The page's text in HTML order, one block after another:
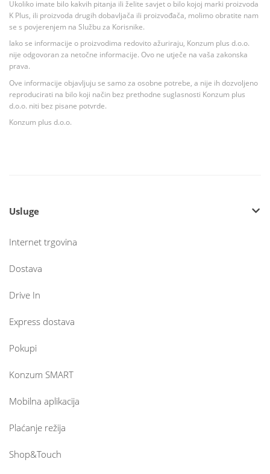
Ukoliko imate bilo kakvih pitanja ili želite savjet o bilo kojoj marki proizvoda
K Plus, ili proizvoda drugih dobavljača ili proizvođača, molimo obratite nam
se s povjerenjem na Službu za Korisnike.
Iako se informacije o proizvodima redovito ažuriraju, Konzum plus d.o.o.
nije odgovoran za netočne informacije. Ovo ne utječe na vaša zakonska
prava.
Ove informacije objavljuju se samo za osobne potrebe, a nije ih dozvoljeno
reproducirati na bilo koji način bez prethodne suglasnosti Konzum plus
d.o.o. niti bez pisane potvrde.
Konzum plus d.o.o.
Usluge
Internet trgovina
Dostava
Drive In
Express dostava
Pokupi
Konzum SMART
Mobilna aplikacija
Plaćanje režija
Shop&Touch